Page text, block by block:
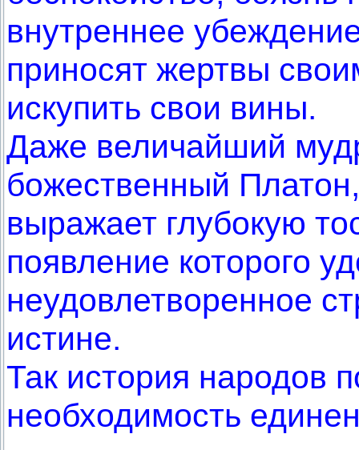
внутреннее
приносят жертвы
искупить свои вины.
Даже величайший
божественный
выражает глубокую
появление которого
неудовлетворенное
истине.
Так история народов
необходимость